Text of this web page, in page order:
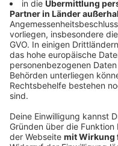
Anzeige
Zwei
Anzeige
Rabattangaben
Zentrale für